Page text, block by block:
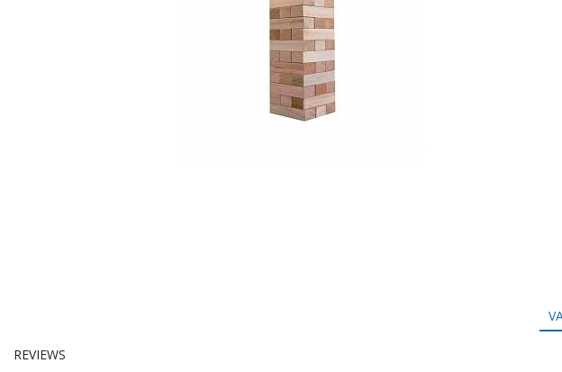
REVIEWS